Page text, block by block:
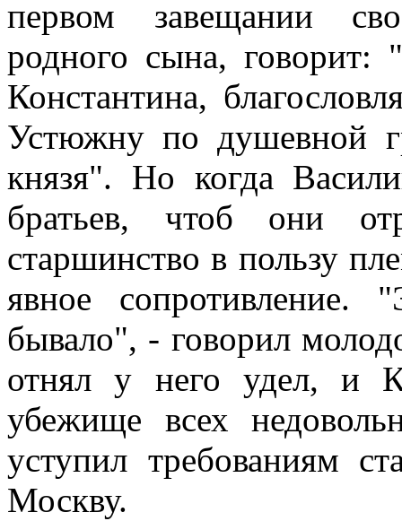
первом завещании
родного сына, говорит:
Константина,
Устюжну по душевной
князя". Но когда
братьев, чтоб они
старшинство в пользу
явное сопротивление.
бывало", - говорил
отнял у него удел, и
убежище всех
уступил требованиям
Москву.